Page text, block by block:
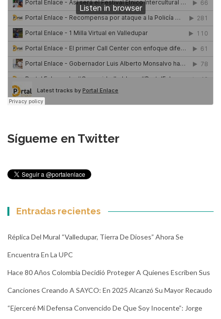
Sígueme en Twitter
Entradas recientes
Réplica Del Mural “Valledupar, Tierra De Dioses” Ahora Se
Encuentra En La UPC
Hace 80 Años Colombia Decidió Proteger A Quienes Escriben Sus
Canciones Creando A SAYCO: En 2025 Alcanzó Su Mayor Recaudo
“Ejerceré Mi Defensa Convencido De Que Soy Inocente”: Jorge